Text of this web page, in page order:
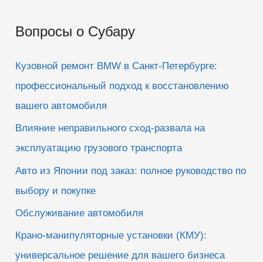
с
Вопросы о Субару
Кузовной ремонт BMW в Санкт-Петербурге:
профессиональный подход к восстановлению
вашего автомобиля
Влияние неправильного сход-развала на
эксплуатацию грузового транспорта
Авто из Японии под заказ: полное руководство по
выбору и покупке
Обслуживание автомобиля
Крано-манипуляторные установки (КМУ):
универсальное решение для вашего бизнеса